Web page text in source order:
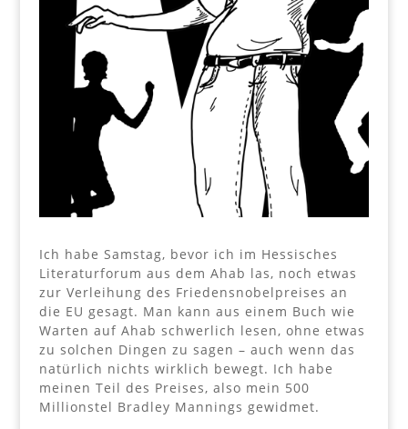
Ich habe Samstag, bevor ich im Hessisches
Literaturforum aus dem Ahab las, noch etwas
zur Verleihung des Friedensnobelpreises an
die EU gesagt. Man kann aus einem Buch wie
Warten auf Ahab schwerlich lesen, ohne etwas
zu solchen Dingen zu sagen – auch wenn das
natürlich nichts wirklich bewegt. Ich habe
meinen Teil des Preises, also mein 500
Millionstel Bradley Mannings gewidmet.